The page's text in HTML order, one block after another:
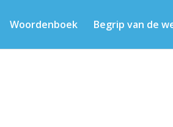
Woordenboek Begrip van de